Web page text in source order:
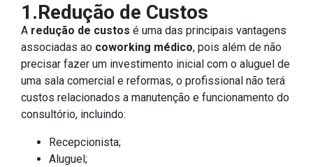
1.Redução de Custos
A redução de custos é uma das principais vantagens
associadas ao coworking médico, pois além de não
precisar fazer um investimento inicial com o aluguel de
uma sala comercial e reformas, o profissional não terá
custos relacionados a manutenção e funcionamento do
consultório, incluindo:
Recepcionista;
Aluguel;